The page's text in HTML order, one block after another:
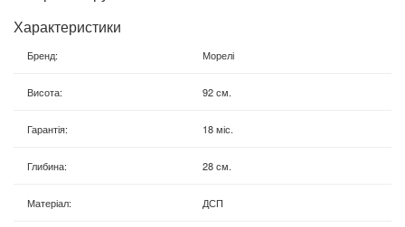
Характеристики
Бренд: Морелі
Висота: 92 см.
Гарантія: 18 міс.
Глибина: 28 см.
Матеріал: ДСП